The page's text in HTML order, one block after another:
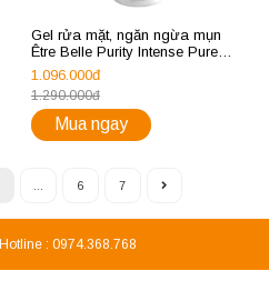
Gel rửa mặt, ngăn ngừa mụn
Être Belle Purity Intense Pure
Cleansing Gel
1.096.000đ
1.290.000đ
Mua ngay
6 7
Hotline : 0974.368.768